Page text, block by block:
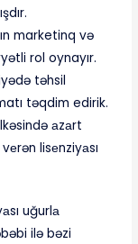
marketinq və
rol oynayır.
təhsil
təqdim edirik.
аzаrt
lisеnziyаsı
uğurlа
ilə bəzi